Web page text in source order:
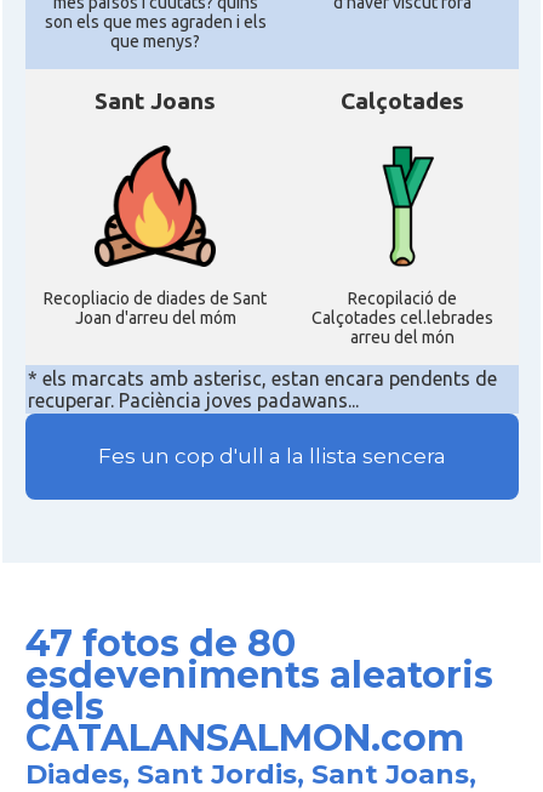
son els que mes agraden i els
que menys?
Sant Joans
Recopliacio de diades de Sant
Joan d'arreu del móm
Calçotades
Recopilació de
Calçotades cel.lebrades
arreu del món
* els marcats amb asterisc, estan encara pendents de
recuperar. Paciència joves padawans...
Fes un cop d'ull a la llista sencera
47 fotos de 80
esdeveniments aleatoris
dels
CATALANSALMON.com
Diades, Sant Jordis, Sant Joans,